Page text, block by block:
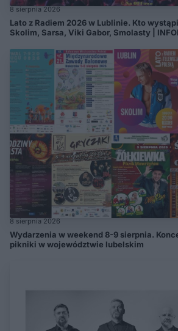
8 sierpnia 2026
Lato z Radiem 2026 w Lublinie. Kto
Skolim, Sarsa, Viki Gabor, Smolasty |
8 sierpnia 2026
Wydarzenia w weekend 8-9 sierpnia.
pikniki w województwie lubelskim